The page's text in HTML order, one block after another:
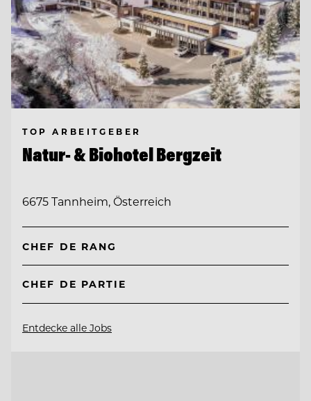
TOP ARBEITGEBER
Natur- & Biohotel Bergzeit
6675 Tannheim, Österreich
CHEF DE RANG
CHEF DE PARTIE
Entdecke alle Jobs